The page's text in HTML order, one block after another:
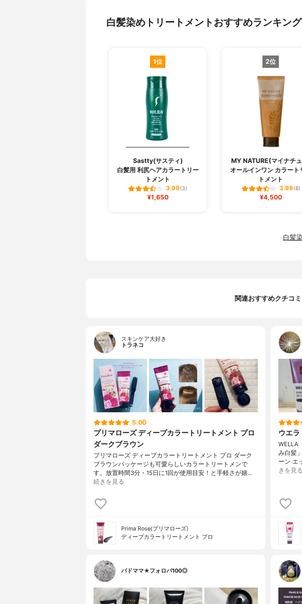
白髪染めトリートメントおすすめランキング
1位
Sastty(サスティ)
白髪用 利尻ヘアカラートリー
トメント
3.99(3)
¥1,650
2位
MY NATURE(マイナチ
オールインワン カラート
トメント
3.98(8)
¥4,500
白髪
関連おすすめクチコミ
スキンケア大好き
トラネコ
5.00
プリマローズ ディープカラートリートメント プロ
ダークブラウン
プリマローズ ディープカラートリートメント プロ ダーク
ブラウンパッケージも可愛らしいカラートリートメンで
す。放置時間3分・15日に1回が使用目安！と手軽さが嬉…
続きを見る
Prima Rose(プリマローズ)
ディープカラートリートメント プロ
ウエラ
WELLA
み白髪
ーン エ
きを見る
バドママ★フォロバ100◎